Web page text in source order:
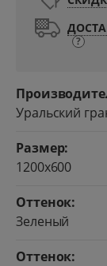
?
Уральский
Размер:
1200x600
Оттенок:
Зеленый
Оттенок: